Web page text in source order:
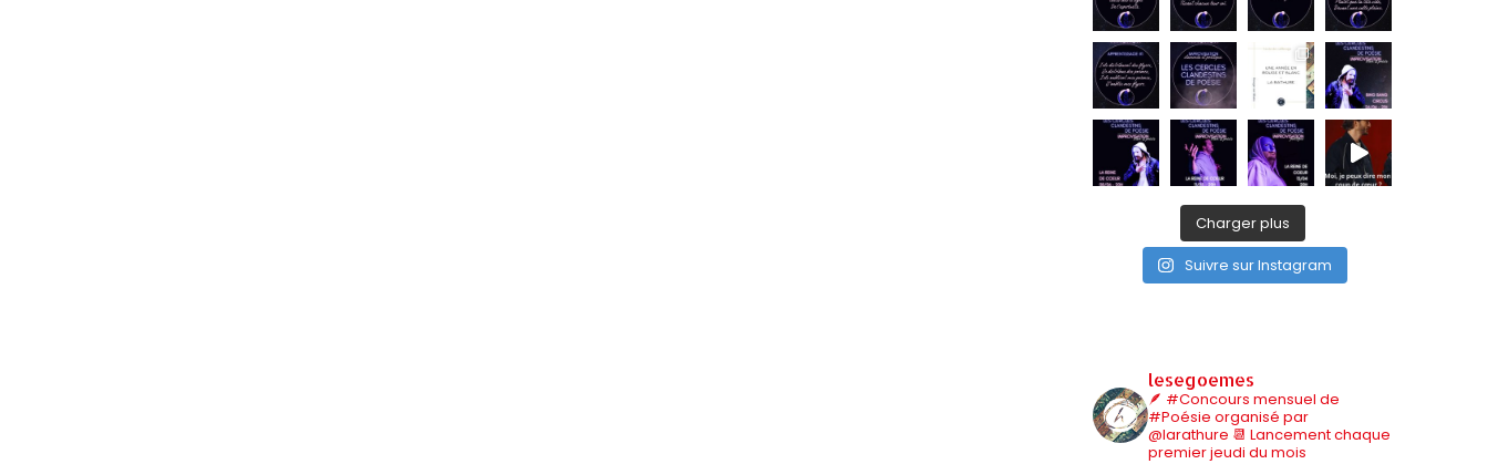
Charger plus
Suivre sur Instagram
lesegoemes
🪶 #Concours mensuel de
#Poésie organisé par
@larathure 📆 Lancement chaque
premier jeudi du mois